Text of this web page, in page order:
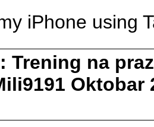
iPhone using
Trening na
Oktobar